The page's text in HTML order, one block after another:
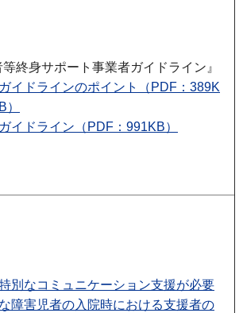
等終身サポート事業者ガイドライン』
ガイドラインのポイント（PDF：389K
B）
ガイドライン（PDF：991KB）
別なコミュニケーション支援が必要
な障害児者の入院時における支援者の